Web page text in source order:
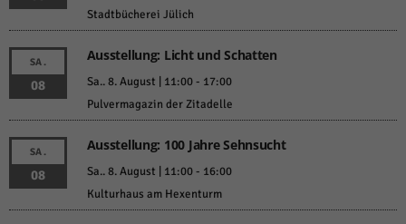
Stadtbücherei Jülich
SA.
08
Ausstellung: Licht und Schatten
Sa.. 8. August | 11:00- 17:00
Pulvermagazin der Zitadelle
SA.
08
Ausstellung: 100 Jahre Sehnsucht
Sa.. 8. August | 11:00- 16:00
Kulturhaus am Hexenturm